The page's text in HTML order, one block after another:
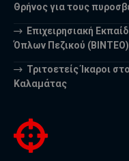
Θρήνος για τους
Επιχειρησιακή
Όπλων Πεζικού (ΒΙΝΤΕΟ)
Τριτοετείς Ίκαροι
Καλαμάτας